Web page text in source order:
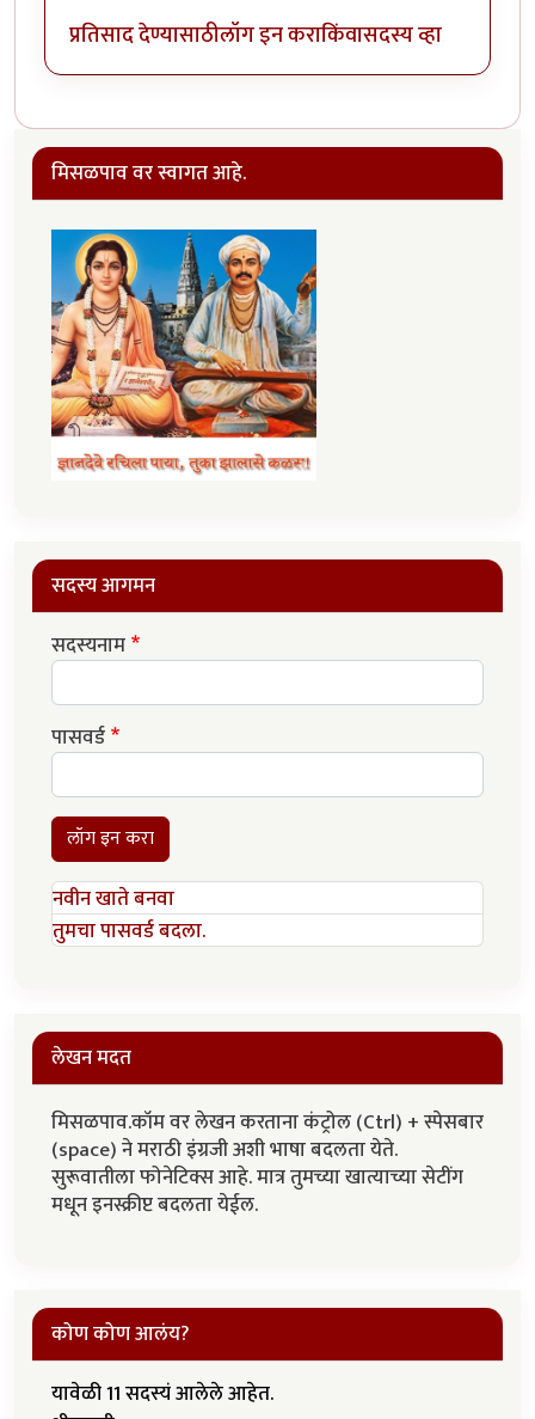
प्रतिसाद देण्यासाठीलॉग इन कराकिंवासदस्य व्हा
मिसळपाव वर स्वागत आहे.
सदस्य आगमन
सदस्यनाम
पासवर्ड
लॉग इन करा
नवीन खाते बनवा
तुमचा पासवर्ड बदला.
लेखन मदत
मिसळपाव.कॉम वर लेखन करताना कंट्रोल (Ctrl) + स्पेसबार
(space) ने मराठी इंग्रजी अशी भाषा बदलता येते.
सुरूवातीला फोनेटिक्स आहे. मात्र तुमच्या खात्याच्या सेटींग
मधून इनस्क्रीप्ट बदलता येईल.
कोण कोण आलंय?
यावेळी 11 सदस्यं आलेले आहेत.